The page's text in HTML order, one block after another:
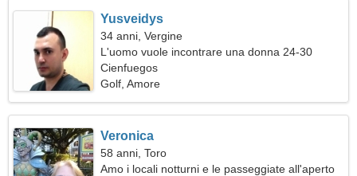
Yusveidys
34 anni, Vergine
L'uomo vuole incontrare una donna 24-30
Cienfuegos
Golf, Amore
Veronica
58 anni, Toro
Amo i locali notturni e le passeggiate all'aperto